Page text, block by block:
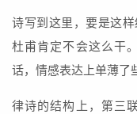
诗写到这里，要是这
杜甫肯定不会这么干
话，情感表达上单薄了
律诗的结构上，第三